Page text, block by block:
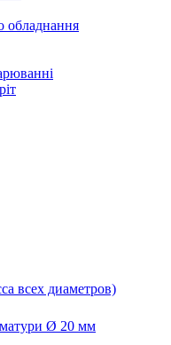
обладнання
всех диаметров)
Ø 20 мм